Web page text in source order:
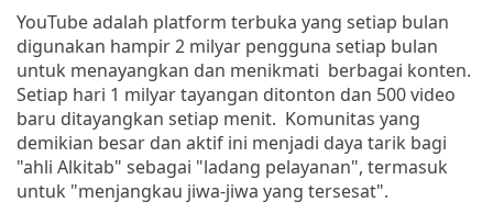
YouTube adalah platform terbuka yang setiap bulan
digunakan hampir 2 milyar pengguna setiap bulan
untuk menayangkan dan menikmati berbagai konten.
Setiap hari 1 milyar tayangan ditonton dan 500 video
baru ditayangkan setiap menit. Komunitas yang
demikian besar dan aktif ini menjadi daya tarik bagi
"ahli Alkitab" sebagai "ladang pelayanan", termasuk
untuk "menjangkau jiwa-jiwa yang tersesat".